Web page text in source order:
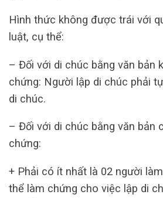
Hình thức không được trái với
luật, cụ thể:
– Đối với di chúc bằng văn bản
chứng: Người lập di chúc phải
di chúc.
– Đối với di chúc bằng văn bản
chứng:
+ Phải có ít nhất là 02 người
thể làm chứng cho việc lập di